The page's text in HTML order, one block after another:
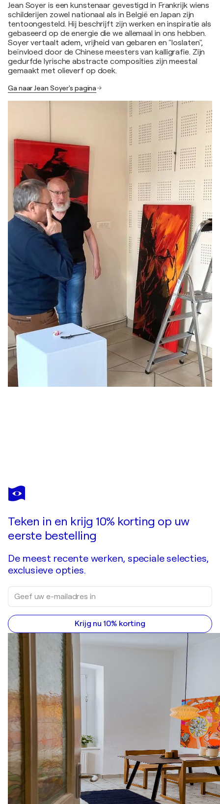
Jean Soyer is een kunstenaar gevestigd in Frankrijk wiens
schilderijen zowel nationaal als in België en Japan zijn
tentoongesteld. Hij beschrijft zijn werken en inspiratie als
gebaseerd op de energie die we allemaal in ons hebben.
Soyer vertaalt adem, vrijheid van gebaren en "loslaten",
beïnvloed door de Chinese meesters van kalligrafie. Zijn
gedurfde lyrische abstracte composities zijn meestal
gemaakt met olieverf op doek.
Ga naar Jean Soyer's pagina
JEAN SOYER
Référence A 33 - Huile sur toile format 60x60cm
Teken in en krijg 10% korting op uw
eerste bestelling
De meest recente werken, speciale selecties,
exclusieve opties.
Krijg nu 10% korting